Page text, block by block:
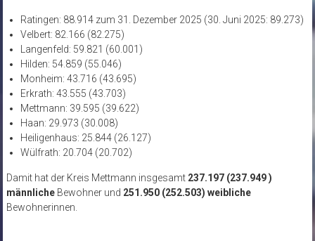
Ratingen: 88.914 zum 31. Dezember 2025 (30. Juni 2025: 89.273)
Velbert: 82.166 (82.275)
Langenfeld: 59.821 (60.001)
Hilden: 54.859 (55.046)
Monheim: 43.716 (43.695)
Erkrath: 43.555 (43.703)
Mettmann: 39.595 (39.622)
Haan: 29.973 (30.008)
Heiligenhaus: 25.844 (26.127)
Wülfrath: 20.704 (20.702)
Damit hat der Kreis Mettmann insgesamt 237.197 (237.949 )
männlicheBewohner und 251.950 (252.503) weibliche
Bewohnerinnen.